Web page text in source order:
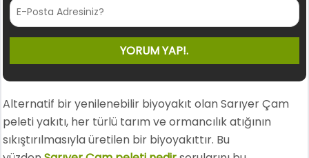
Alternatif bir yenilenebilir biyoyakıt olan Sarıyer Çam
peleti yakıtı, her türlü tarım ve ormancılık atığının
sıkıştırılmasıyla üretilen bir biyoyakıttır. Bu